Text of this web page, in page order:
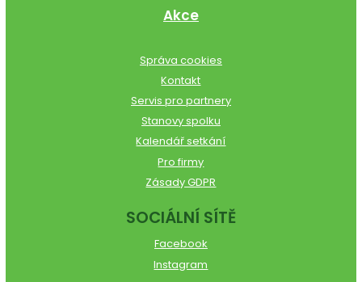
Akce
Správa cookies
Kontakt
Servis pro partnery
Stanovy spolku
Kalendář setkání
Pro firmy
Zásady GDPR
SOCIÁLNÍ SÍTĚ
Facebook
Instagram